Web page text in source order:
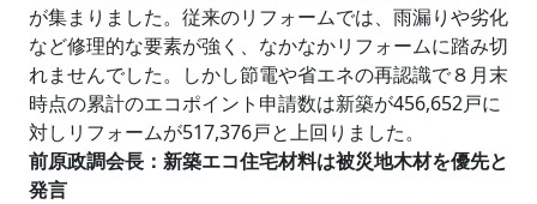
が集まりました。従来のリフォームでは、雨漏りや劣化
など修理的な要素が強く、なかなかリフォームに踏み切
れませんでした。しかし節電や省エネの再認識で８月末
時点の累計のエコポイント申請数は新築が456,652戸に
対しリフォームが517,376戸と上回りました。
前原政調会長：新築エコ住宅材料は被災地木材を優先と
発言